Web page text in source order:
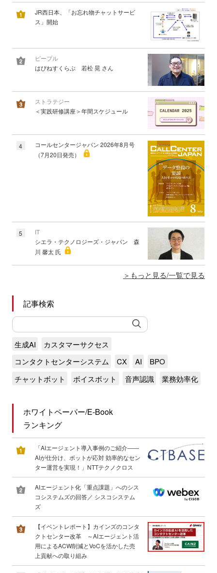
JR西日本、「お忘れ物チャットサービ
ス」開始
ピープル
はぴねすくらぶ 若松 晃 さん
ストラテジー
＜実践研修講座＞年間スケジュール
4
コールセンタージャパン 2026年8月号
（7月20日発売）
5
IT
シエラ・テクノロジーズ・ジャパン 森
川 馨太 氏
もっと見る/一覧で見る
記事検索
生成AI
カスタマーサクセス
コンタクトセンターシステム
CX AI
BPO
チャットボット
ボイスボット 音声認識 業務効率化
ホワイトペーパー/E-Book
ランキング
「AIエージェント導入事例のご紹介――
AIが仕分け、ボットが応対 効率的なセン
ター運営を実現！」NTTテクノクロス
AIエージェント化「重点課題」へのシス
コシステムズの回答／ シスコシステム
ズ
【イベントレポート】カインズのコンタ
クトセンター改革 ～AIエージェント活
用によるACW削減とVoCを活かした売
上貢献への取り組み